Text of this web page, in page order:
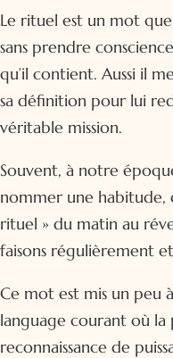
Le rituel est un mot
sans prendre
qu’il contient. Aussi il
sa définition pour lui
véritable mission.
Souvent, à notre
nommer une
rituel » du matin au
faisons régulièrement
Ce mot est mis un peu
language courant où la
reconnaissance de